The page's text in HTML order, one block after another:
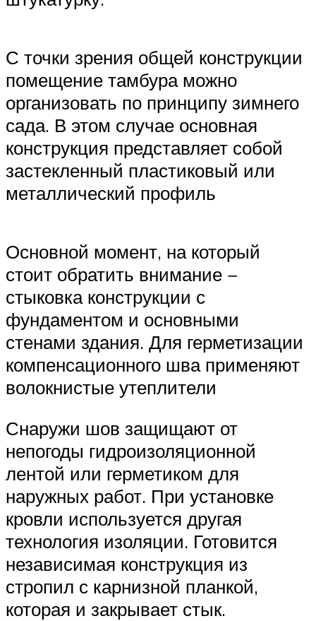
С точки зрения общей конструкции
помещение тамбура можно
организовать по принципу зимнего
сада. В этом случае основная
конструкция представляет собой
застекленный пластиковый или
металлический профиль
Основной момент, на который
стоит обратить внимание −
стыковка конструкции с
фундаментом и основными
стенами здания. Для герметизации
компенсационного шва применяют
волокнистые утеплители
Снаружи шов защищают от
непогоды гидроизоляционной
лентой или герметиком для
наружных работ. При установке
кровли используется другая
технология изоляции. Готовится
независимая конструкция из
стропил с карнизной планкой,
которая и закрывает стык.